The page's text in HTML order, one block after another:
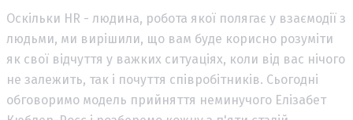
Оскільки HR - людина, робота якої полягає у взаємодії з
людьми, ми вирішили, що вам буде корисно розуміти
як свої відчуття у важких ситуаціях, коли від вас нічого
не залежить, так і почуття співробітників. Сьогодні
обговоримо модель прийняття неминучого Елізабет